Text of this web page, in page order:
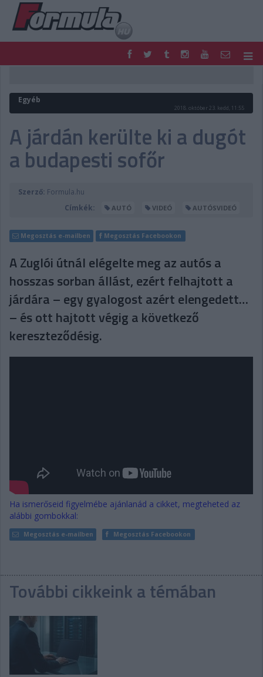
FORMULA
MOTOR
PODCAST
SHOP
TIPPJÁTÉK
DIGITÁLIS MAGAZIN
PONTÁLLÁSOK
Egyéb
2018. október 23. kedd, 11:55
A járdán kerülte ki a dugót
a budapesti sofőr
Szerző: Formula.hu
Címkék:
AUTÓ VIDEÓ AUTÓSVIDEÓ
Megosztás e-mailben Megosztás Facebookon
A Zuglói útnál elégelte meg az autós a
hosszas sorban állást, ezért felhajtott a
járdára – egy gyalogost azért elengedett…
– és ott hajtott végig a következő
kereszteződésig.
Ha ismerőseid figyelmébe ajánlanád a cikket, megteheted az
alábbi gombokkal:
Megosztás e-mailben Megosztás Facebookon
További cikkeink a témában